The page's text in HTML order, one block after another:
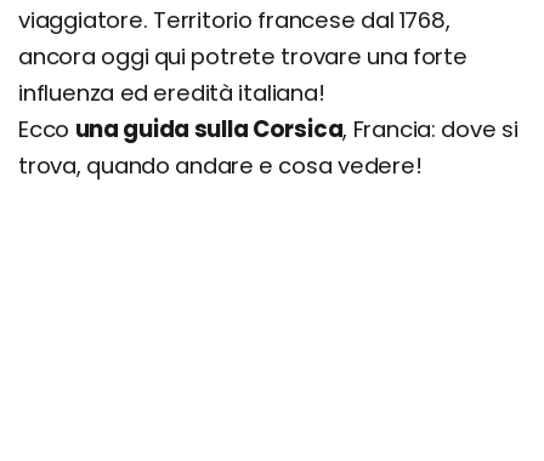
viaggiatore. Territorio francese dal 1768,
ancora oggi qui potrete trovare una forte
influenza ed eredità italiana!
Ecco una guida sulla Corsica, Francia: dove si
trova, quando andare e cosa vedere!